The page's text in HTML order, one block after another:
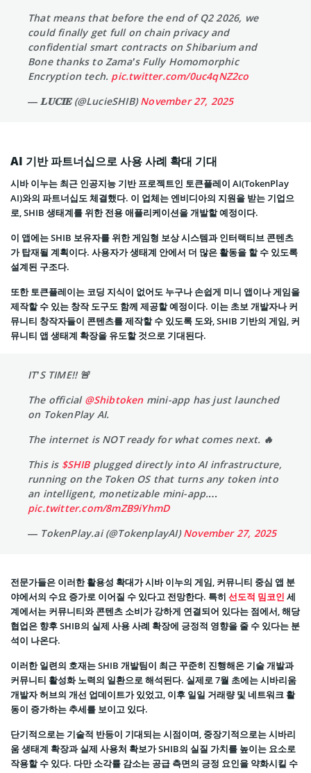
That means that before the end of Q2 2026, we
could finally get full on chain privacy and
confidential smart contracts on Shibarium and
Bone thanks to Zama’s Fully Homomorphic
Encryption tech. pic.twitter.com/0uc4qNZ2co
— 𝐋𝐔𝐂𝐈𝐄 (@LucieSHIB)November 27, 2025
AI 기반 파트너십으로 사용 사례 확대 기대
시바 이누는 최근 인공지능 기반 프로젝트인 토큰플레이 AI(TokenPlay
AI)와의 파트너십도 체결했다. 이 업체는 엔비디아의 지원을 받는 기업으
로, SHIB 생태계를 위한 전용 애플리케이션을 개발할 예정이다.
이 앱에는 SHIB 보유자를 위한 게임형 보상 시스템과 인터랙티브 콘텐츠
가 탑재될 계획이다. 사용자가 생태계 안에서 더 많은 활동을 할 수 있도록
설계된 구조다.
또한 토큰플레이는 코딩 지식이 없어도 누구나 손쉽게 미니 앱이나 게임을
제작할 수 있는 창작 도구도 함께 제공할 예정이다. 이는 초보 개발자나 커
뮤니티 창작자들이 콘텐츠를 제작할 수 있도록 도와, SHIB 기반의 게임, 커
뮤니티 앱 생태계 확장을 유도할 것으로 기대된다.
IT’S TIME!! 🚨
The official @Shibtoken mini-app has just launched
on TokenPlay AI.
The internet is NOT ready for what comes next. 🔥
This is $SHIBplugged directly into AI infrastructure,
running on the Token OS that turns any token into
an intelligent, monetizable mini-app.…
pic.twitter.com/8mZB9iYhmD
— TokenPlay.ai (@TokenplayAI)November 27, 2025
전문가들은 이러한 활용성 확대가 시바 이누의 게임, 커뮤니티 중심 앱 분
야에서의 수요 증가로 이어질 수 있다고 전망한다. 특히 선도적 밈코인 세
계에서는 커뮤니티와 콘텐츠 소비가 강하게 연결되어 있다는 점에서, 해당
협업은 향후 SHIB의 실제 사용 사례 확장에 긍정적 영향을 줄 수 있다는 분
석이 나온다.
이러한 일련의 호재는 SHIB 개발팀이 최근 꾸준히 진행해온 기술 개발과
커뮤니티 활성화 노력의 일환으로 해석된다. 실제로 7월 초에는 시바리움
개발자 허브의 개선 업데이트가 있었고, 이후 일일 거래량 및 네트워크 활
동이 증가하는 추세를 보이고 있다.
단기적으로는 기술적 반등이 기대되는 시점이며, 중장기적으로는 시바리
움 생태계 확장과 실제 사용처 확보가 SHIB의 실질 가치를 높이는 요소로
작용할 수 있다. 다만 소각률 감소는 공급 측면의 긍정 요인을 약화시킬 수